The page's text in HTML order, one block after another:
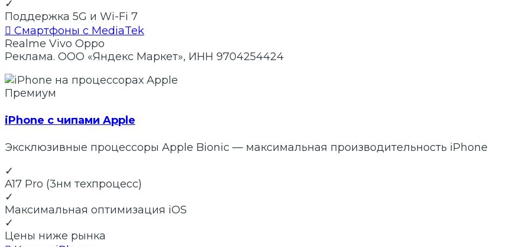
✓
Поддержка 5G и Wi-Fi 7
 Смартфоны с MediaTek
Realme Vivo Oppo
Реклама. ООО «Яндекс Маркет», ИНН 9704254424
Премиум
iPhone с чипами Apple
Эксклюзивные процессоры Apple Bionic — максимальная производительность iPhone
✓
A17 Pro (3нм техпроцесс)
✓
Максимальная оптимизация iOS
✓
Цены ниже рынка